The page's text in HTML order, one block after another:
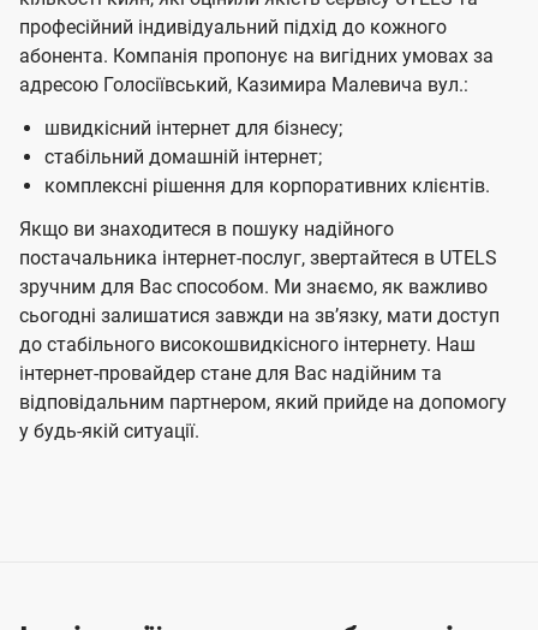
професійний індивідуальний підхід до кожного
абонента. Компанія пропонує на вигідних умовах за
адресою Голосіївський, Казимира Малевича вул.:
швидкісний інтернет для бізнесу;
стабільний домашній інтернет;
комплексні рішення для корпоративних клієнтів.
Якщо ви знаходитеся в пошуку надійного
постачальника інтернет-послуг, звертайтеся в UTELS
зручним для Вас способом. Ми знаємо, як важливо
сьогодні залишатися завжди на звʼязку, мати доступ
до стабільного високошвидкісного інтернету. Наш
інтернет-провайдер стане для Вас надійним та
відповідальним партнером, який прийде на допомогу
у будь-якій ситуації.